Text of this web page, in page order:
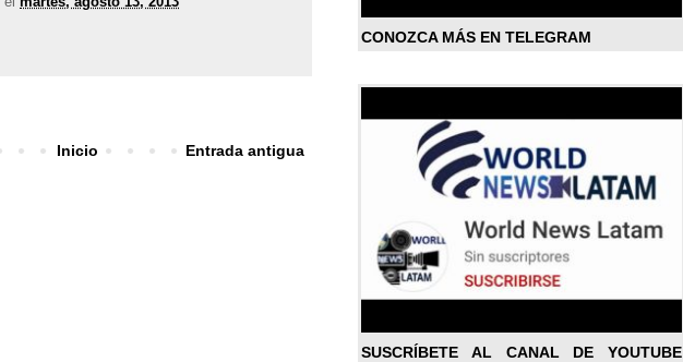
Entrada antigua
Inicio
CONOZCA MÁS EN TELEGRAM
SUSCRÍBETE AL CANAL DE YOUTUBE